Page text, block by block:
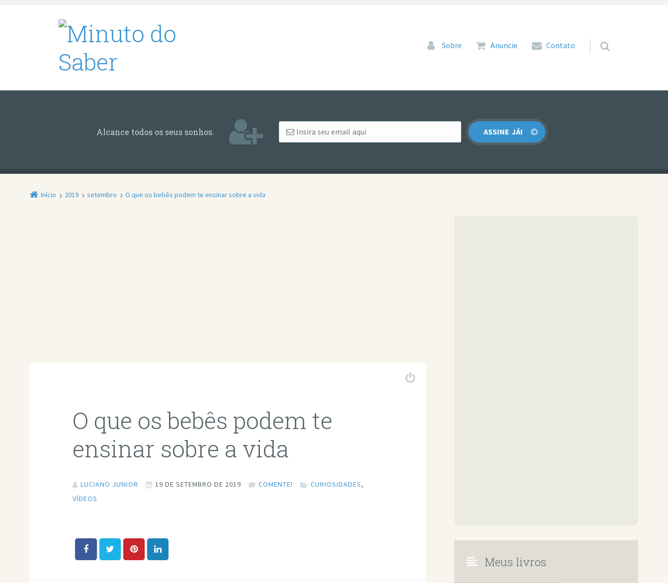
Pular para o conteúdo
Sobre Anuncie Contato
Alcance todos os seus sonhos.
Início 2019 setembro O que os bebês podem te ensinar sobre a vida
O que os bebês podem te
ensinar sobre a vida
LUCIANO JUNIOR 19 DE SETEMBRO DE 2019 COMENTE! CURIOSIDADES,
VÍDEOS
Meus livros